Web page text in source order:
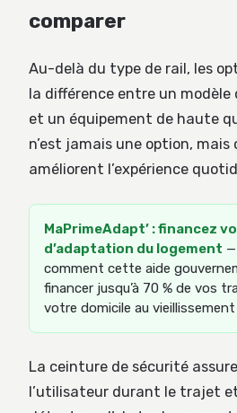
comparer
Au-delà du type de rail, les
la différence entre un modèle
et un équipement de haute
n’est jamais une option,
améliorent l’expérience
MaPrimeAdapt’ : financez
d’adaptation du logement
comment cette aide
financer jusqu’à 70 % de vos
votre domicile au
La ceinture de sécurité
l’utilisateur durant le trajet